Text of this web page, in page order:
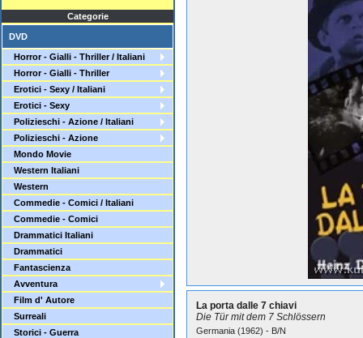
Categorie
DVD
Horror - Gialli - Thriller / Italiani
Horror - Gialli - Thriller
Erotici - Sexy / Italiani
Erotici - Sexy
Polizieschi - Azione / Italiani
Polizieschi - Azione
Mondo Movie
Western Italiani
Western
Commedie - Comici / Italiani
Commedie - Comici
Drammatici Italiani
Drammatici
Fantascienza
Avventura
Film d' Autore
Surreali
Storici - Guerra
La porta dalle 7 chiavi
Die Tür mit dem 7 Schlössern
Germania (1962) - B/N